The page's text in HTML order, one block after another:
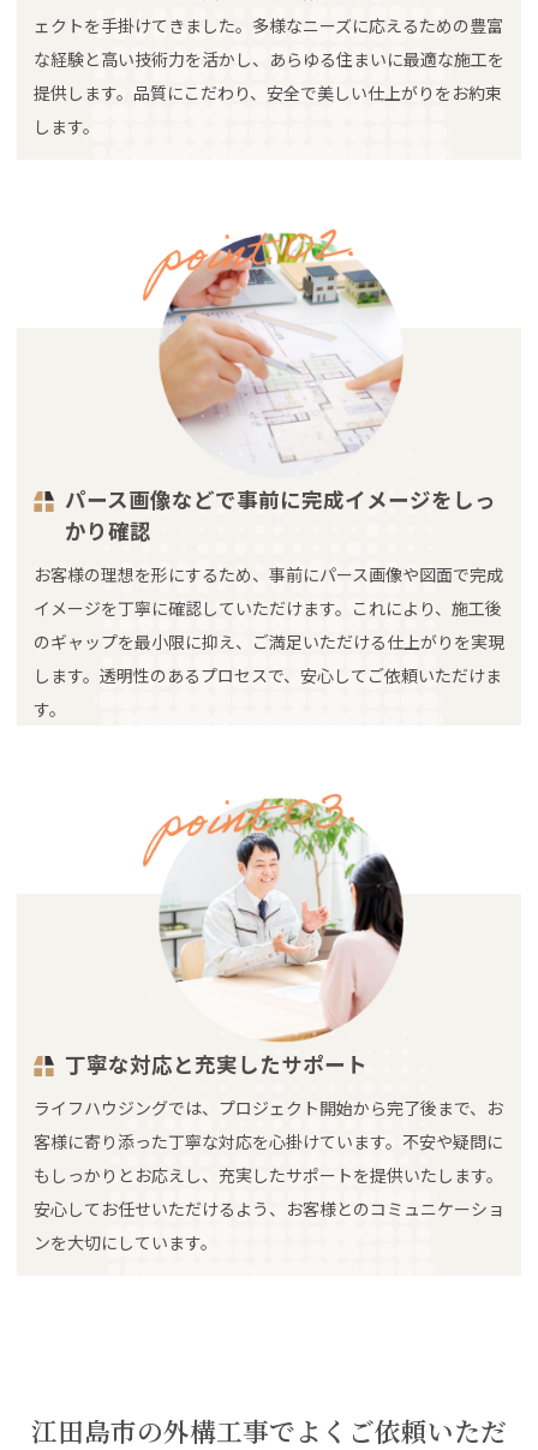
ェクトを手掛けてきました。多様なニーズに応えるための豊富
な経験と高い技術力を活かし、あらゆる住まいに最適な施工を
提供します。品質にこだわり、安全で美しい仕上がりをお約束
します。
パース画像などで事前に完成イメージをしっ
かり確認
お客様の理想を形にするため、事前にパース画像や図面で完成
イメージを丁寧に確認していただけます。これにより、施工後
のギャップを最小限に抑え、ご満足いただける仕上がりを実現
します。透明性のあるプロセスで、安心してご依頼いただけま
す。
丁寧な対応と充実したサポート
ライフハウジングでは、プロジェクト開始から完了後まで、お
客様に寄り添った丁寧な対応を心掛けています。不安や疑問に
もしっかりとお応えし、充実したサポートを提供いたします。
安心してお任せいただけるよう、お客様とのコミュニケーショ
ンを大切にしています。
江田島市の外構工事でよくご依頼いただ